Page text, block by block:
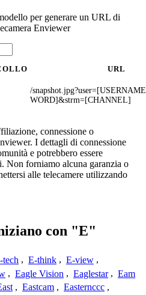
per generare un URL di
Enviewer
URL
/
WORD]&strm=[CHANNEL]
connessione o
I dettagli di connessione
e potrebbero essere
Non forniamo alcuna garanzia o
alle telecamere utilizzando
con "E"
tech , E-think , E-view ,
, Eagle Vision , Eaglestar , Eam
, Eastcam , Easternccc ,